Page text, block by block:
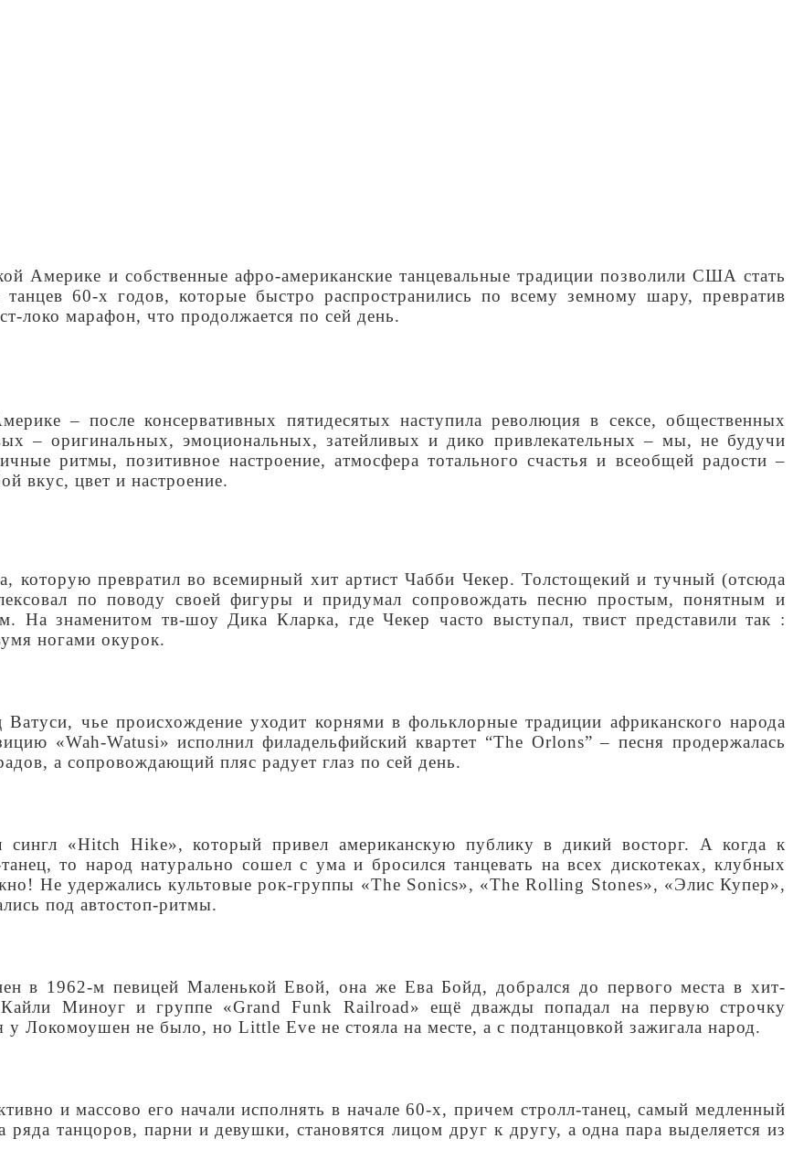
Америке и собственные афро-американские танцевальные традиции позволили США стать
60-х годов, которые быстро распространились по всему земному шару, превратив
локо марафон, что продолжается по сей день.
– после консервативных пятидесятых наступила революция в сексе, общественных
– оригинальных, эмоциональных, затейливых и дико привлекательных – мы, не будучи
ритмы, позитивное настроение, атмосфера тотального счастья и всеобщей радости –
вкус, цвет и настроение.
которую превратил во всемирный хит артист Чабби Чекер. Толстощекий и тучный (отсюда
по поводу своей фигуры и придумал сопровождать песню простым, понятным и
На знаменитом тв-шоу Дика Кларка, где Чекер часто выступал, твист представили так :
ногами окурок.
чье происхождение уходит корнями в фольклорные традиции африканского народа
«Wah-Watusi» исполнил филадельфийский квартет “The Orlons” – песня продержалась
а сопровождающий пляс радует глаз по сей день.
«Hitch Hike», который привел американскую публику в дикий восторг. А когда к
то народ натурально сошел с ума и бросился танцевать на всех дискотеках, клубных
Не удержались культовые рок-группы «The Sonics», «The Rolling Stones», «Элис Купер»,
под автостоп-ритмы.
в 1962-м певицей Маленькой Евой, она же Ева Бойд, добрался до первого места в хит-
Кайли Миноуг и группе «Grand Funk Railroad» ещё дважды попадал на первую строчку
Локомоушен не было, но Little Eve не стояла на месте, а с подтанцовкой зажигала народ.
и массово его начали исполнять в начале 60-х, причем стролл-танец, самый медленный
танцоров, парни и девушки, становятся лицом друг к другу, а одна пара выделяется из